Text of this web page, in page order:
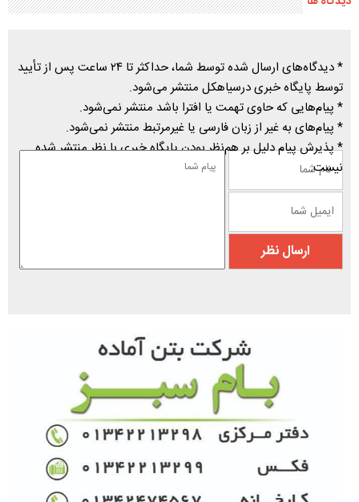
* دیدگاه‌های ارسال شده توسط شما، حداکثر تا ۲۴ ساعت پس از تأیید
توسط پایگاه خبری درسیاهکل منتشر می‌شود.
* پیام‌هایی که حاوی تهمت یا افترا باشد منتشر نمی‌شود.
* پیام‌های به غیر از زبان فارسی یا غیرمرتبط منتشر نمی‌شود.
* پذیرش پیام دلیل بر هم‌نظر بودن پایگاه خبری با نظر منتشر شده
نیست.